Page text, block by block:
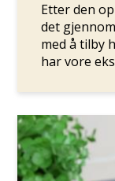
Etter den
det
med å tilby
har vore